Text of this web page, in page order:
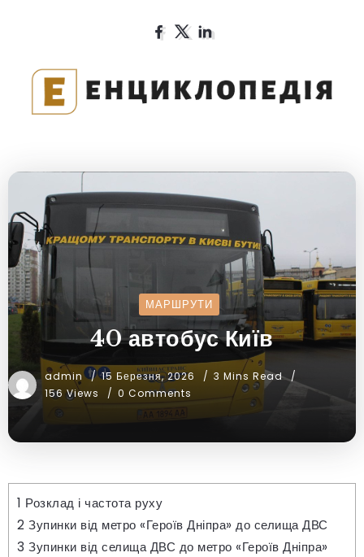
МАРШРУТИ
40 автобус Київ
admin 15 Березня, 2026
3 Mins Read
156 Views
0 Comments
1 Розклад і частота руху
2 Зупинки від метро «Героїв Дніпра» до селища ДВС
3 Зупинки від селища ДВС до метро «Героїв Дніпра»